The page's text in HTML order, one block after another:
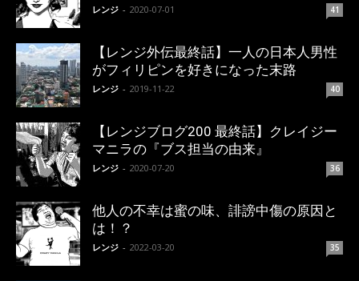
レンジ - 2020-07-01 41
【レンジ外伝最終話】一人の日本人男性
がフィリピンを好きになった末路
レンジ - 2019-11-22 40
【レンジブログ200 最終話】クレイジー
マニラの『ブス担当の由来』
レンジ - 2020-07-20 36
他人の不幸は蜜の味、誹謗中傷の原因と
は！？
レンジ - 2022-03-20 35